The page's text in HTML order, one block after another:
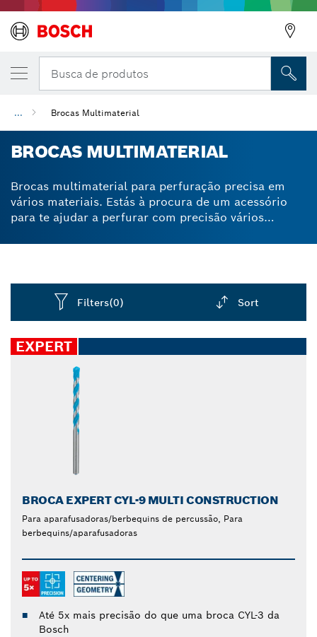
Busca de produtos
... Brocas Multimaterial
BROCAS MULTIMATERIAL
Brocas multimaterial para perfuração precisa em
vários materiais. Estás à procura de um acessório
para te ajudar a perfurar com precisão vários
uma tecnologia especial para garantir que se
brocas a diferentes berbequins, utilizando vários
tamanhos para diferentes fins. Uma ponta de
extração de pó otimizado fazem com que o teu
conjunto de brocas dure mais tempo. Faz furos
precisos e fiáveis em diferentes materiais, como aço,
plástico, betão, madeira macia e azulejos.
Filters(0) Sort
closed
EXPERT
BROCA EXPERT CYL-9 MULTI CONSTRUCTION
Para aparafusadoras/berbequins de percussão, Para
berbequins/aparafusadoras
Até 5x mais precisão do que uma broca CYL-3 da
Bosch